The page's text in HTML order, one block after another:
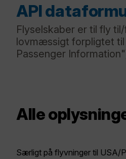
API
Flyselskaber er til fly
lovmæssigt forpligtet til
Passenger
Alle
Særligt på flyvninger til USA/